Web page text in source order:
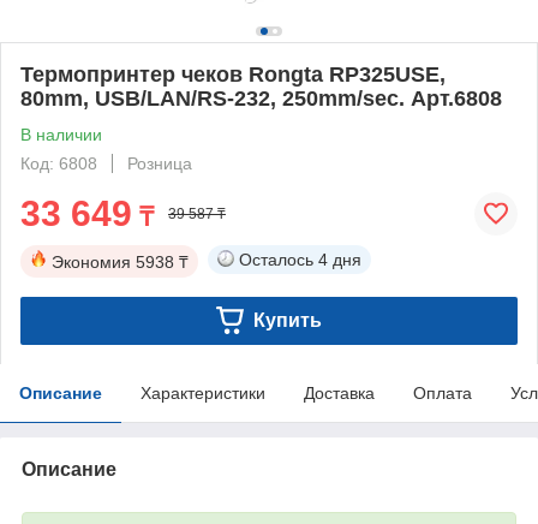
Термопринтер чеков Rongta RP325USE,
80mm, USB/LAN/RS-232, 250mm/sec. Арт.6808
В наличии
Код: 6808
Розница
33 649 ₸ 39 587 ₸
Экономия 5938 ₸ Осталось 4 дня
Купить
Описание Характеристики Доставка Оплата
Описание